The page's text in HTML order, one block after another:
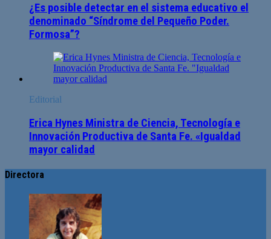
¿Es posible detectar en el sistema educativo el
denominado “Síndrome del Pequeño Poder.
Formosa”?
Editorial
Erica Hynes Ministra de Ciencia, Tecnología e
Innovación Productiva de Santa Fe. «Igualdad
mayor calidad
Directora